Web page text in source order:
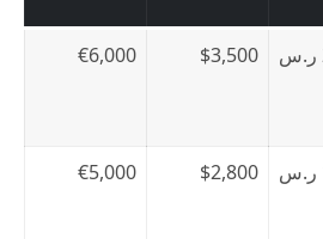
$3,500
€6,000
$2,800
€5,000